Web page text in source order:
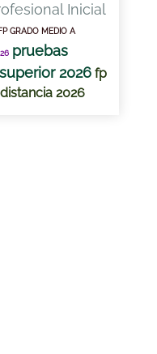
Inicial
FP GRADO MEDIO A
pruebas
2026 fp
2026